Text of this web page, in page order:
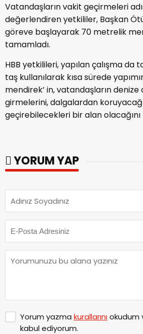
Vatandaşların vakit geçirmeleri
değerlendiren yetkililer, Başkan
göreve başlayarak 70 metrelik
tamamladı.
HBB yetkilileri, yapılan çalışma da
taş kullanılarak kısa sürede
mendirek’ in, vatandaşların
girmelerini, dalgalardan
geçirebilecekleri bir alan olacağını
YORUM YAP
Yorum yazma kurallarınıokudum
kabul ediyorum.